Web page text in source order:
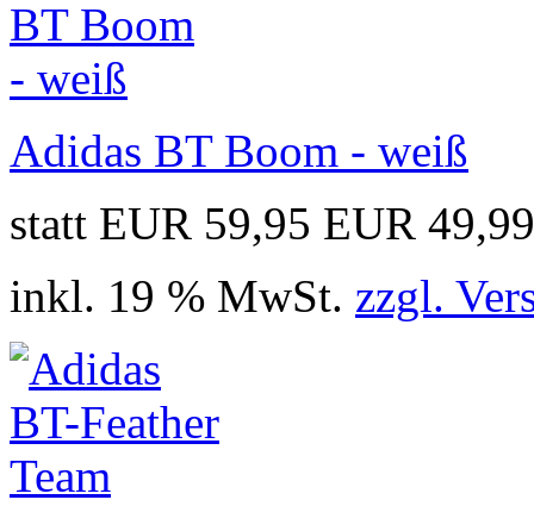
Adidas BT Boom - weiß
statt EUR 59,95 EUR
inkl. 19 % MwSt. zzgl.